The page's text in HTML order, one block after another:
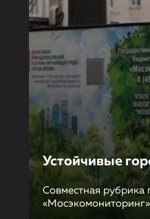
Устойчивые
Совместная рубрика
«Мосэкомониторинг»